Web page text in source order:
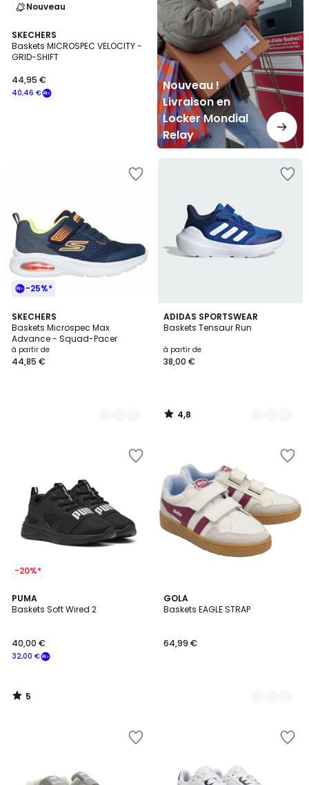
Nouveau
SKECHERS
Baskets MICROSPEC VELOCITY -
GRID-SHIFT
40,46 €
44,95 €
Nouveau !
Livraison en
Locker Mondial
Relay
-25%*
SKECHERS
Baskets Microspec Max
Advance - Squad-Pacer
à partir de
44,85 €
2
Couleurs
ADIDAS SPORTSWEAR
Baskets Tensaur Run
à partir de
38,00 €
4,8
/ 5
6
Couleurs
4,8
/
-20%*
PUMA
Baskets Soft Wired 2
32,00 €
40,00 €
5
/
5
/
GOLA
Baskets EAGLE STRAP
64,99 €
2
Couleurs